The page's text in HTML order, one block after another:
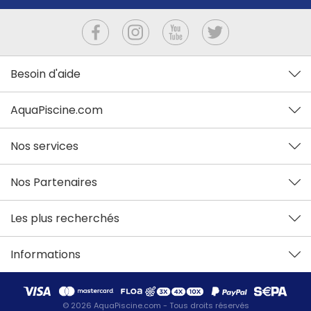
Besoin d'aide
AquaPiscine.com
Nos services
Nos Partenaires
Les plus recherchés
Informations
© 2026 AquaPiscine.com - Tous droits réservés